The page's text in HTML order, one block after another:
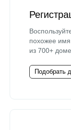
похожее
из 700+
Подобрать